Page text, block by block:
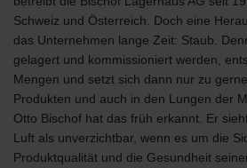
Schweiz und Österreich. Doch eine
das Unternehmen lange Zeit: Staub.
gelagert und kommissioniert werden,
Mengen und setzt sich dann nur zu
Produkten und auch in den Lungen der
Otto Bischof hat das früh erkannt. Er
Luft als unverzichtbar, wenn es um die
Produktqualität und die Gesundheit